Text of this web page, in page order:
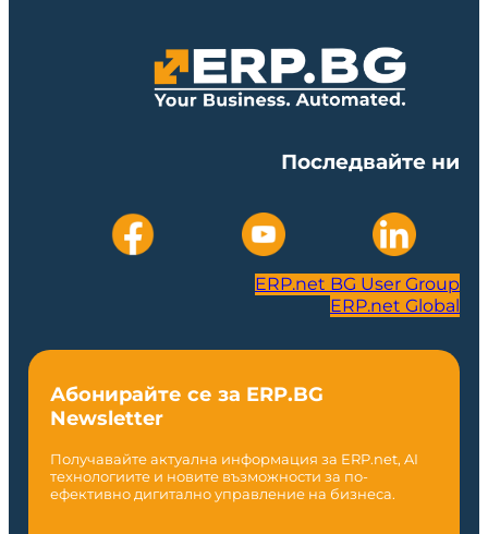
Последвайте ни
ERP.net BG User Group
ERP.net Global
Абонирайте се за ERP.BG
Newsletter
Получавайте актуална информация за ERP.net, AI
технологиите и новите възможности за по-
ефективно дигитално управление на бизнеса.